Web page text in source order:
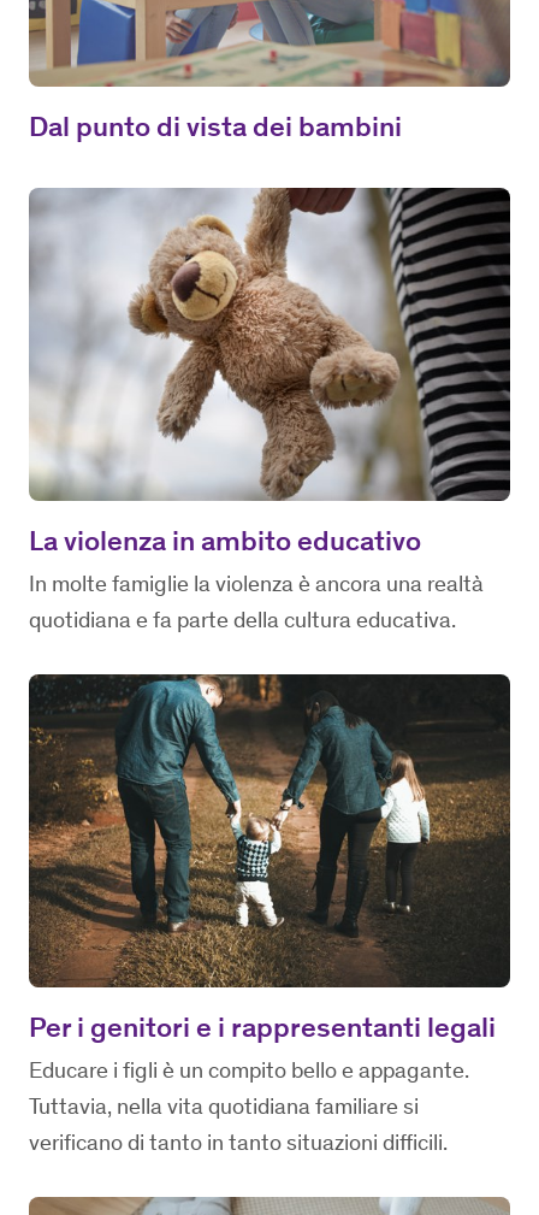
Dal punto di vista dei bambini
La violenza in ambito educativo
In molte famiglie la violenza è ancora una realtà
quotidiana e fa parte della cultura educativa.
Per i genitori e i rappresentanti legali
Educare i figli è un compito bello e appagante.
Tuttavia, nella vita quotidiana familiare si
verificano di tanto in tanto situazioni difficili.